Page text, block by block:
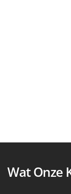
Wat Onze